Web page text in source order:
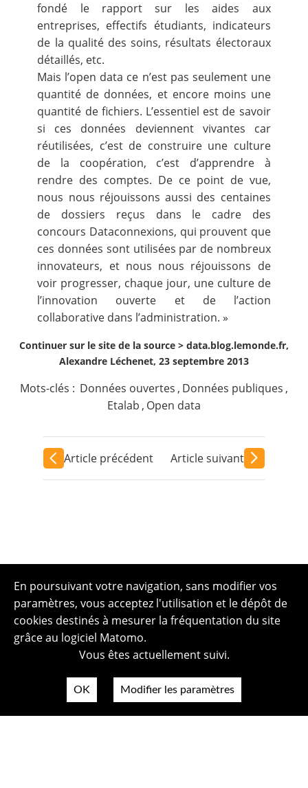
fondé le rapport sur les aides aux
entreprises, effectifs étudiants, indicateurs
de la qualité des soins, résultats électoraux
détaillés, etc.
Mais l’open data ce n’est pas seulement une
quantité de données, et encore moins une
quantité de fichiers. L’essentiel est de savoir
si ces données deviennent vivantes car
réutilisées, c’est de construire une culture
de la coopération, c’est d’apprendre à
rendre des comptes. De ce point de vue,
nous nous réjouissons aussi des centaines
de dossiers reçus dans le cadre des
concours Dataconnexions, qui prouvent que
ces données sont utilisées par de nombreux
innovateurs, et nous nous réjouissons de
voir progresser, chaque jour, une culture de
l’innovation ouverte et de l’action
collaborative dans l’administration. »
Continuer sur le site de la source > data.blog.lemonde.fr,
Alexandre Léchenet, 23 septembre 2013
Mots-clés : Données ouvertes , Données publiques ,
Etalab , Open data
Article précédent Article suivant
En poursuivant votre navigation, sans modifier vos
paramètres, vous acceptez l'utilisation et le dépôt de
cookies destinés à mesurer la fréquentation du site
grâce au logiciel Matomo.
Vous êtes actuellement suivi.
OK Modifier les paramètres